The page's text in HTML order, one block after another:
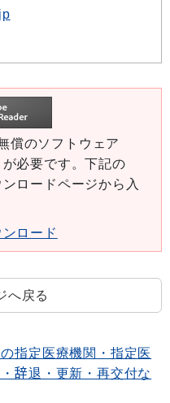
償のソフトウェア
必要です。下記の
ロードページから入
ロード
へ戻る
指定医療機関・指定医
辞退・更新・再交付な